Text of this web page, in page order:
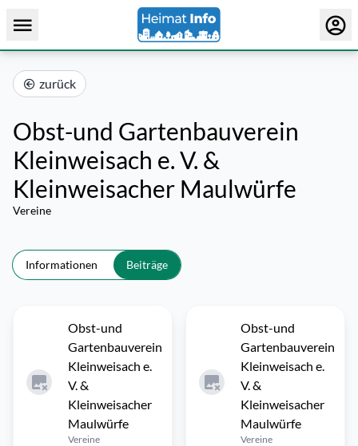
zurück
Obst-und Gartenbauverein
Kleinweisach e. V. &
Kleinweisacher Maulwürfe
Vereine
Informationen Beiträge
Obst-und
Gartenbauverein
Kleinweisach e.
V. &
Kleinweisacher
Maulwürfe
Vereine
Obst-und
Gartenbauverein
Kleinweisach e.
V. &
Kleinweisacher
Maulwürfe
Vereine